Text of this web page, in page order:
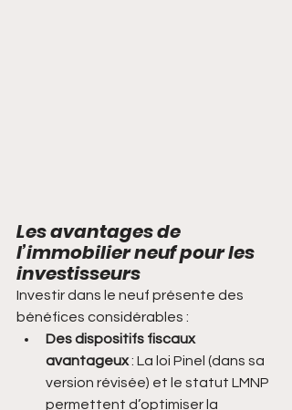
Les avantages de
l’immobilier neuf pour les
investisseurs
Investir dans le neuf présente des
bénéfices considérables :
Des dispositifs fiscaux
avantageux : La loi Pinel (dans sa
version révisée) et le statut LMNP
permettent d’optimiser la